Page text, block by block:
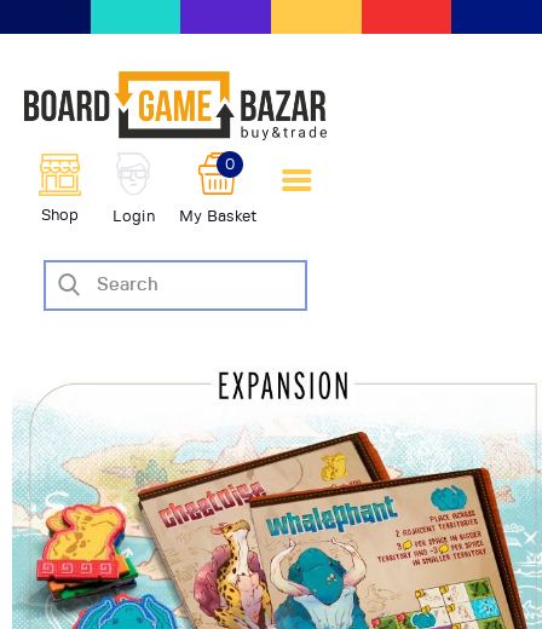
Shop Login My Basket
0
scambio giochi da tavolo
BoardGameBazar
SHOP
VENDI
CASE EDITRICI
BLOG-NEWS
EVENTI